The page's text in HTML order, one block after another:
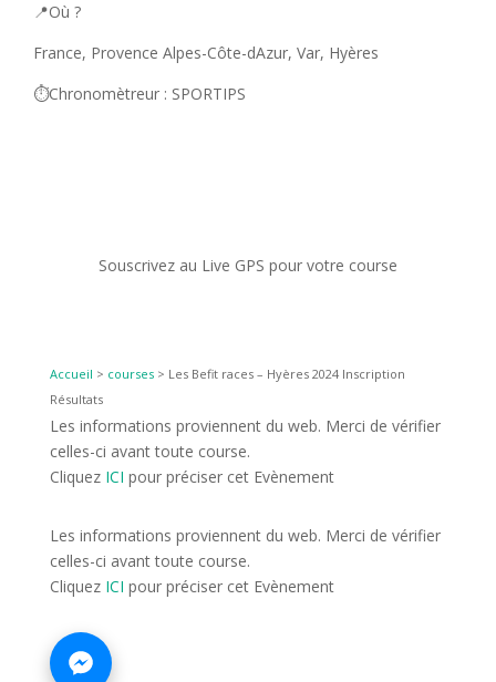
📍Où ?
France, Provence Alpes-Côte-dAzur, Var, Hyères
⏱️Chronomètreur : SPORTIPS
Souscrivez au Live GPS pour votre course
Accueil > courses> Les Befit races – Hyères 2024 Inscription
Résultats
Les informations proviennent du web. Merci de vérifier
celles-ci avant toute course.
Cliquez ICI pour préciser cet Evènement
Les informations proviennent du web. Merci de vérifier
celles-ci avant toute course.
Cliquez ICI pour préciser cet Evènement